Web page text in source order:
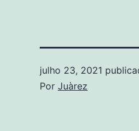
julho 23, 2021
Por Juàrez